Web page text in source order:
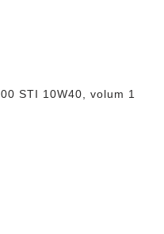
STI 10W40, volum 1